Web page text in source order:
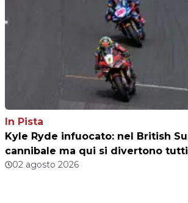
In Pista
Kyle Ryde infuocato: nel British
cannibale ma qui si divertono tutti
02 agosto 2026